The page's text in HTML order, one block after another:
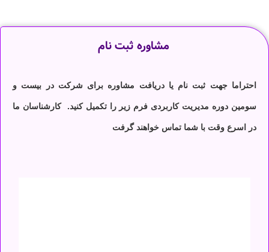
مشاوره ثبت نام
احتراما جهت ثبت نام یا دریافت مشاوره برای شرکت در بیست و
سومین دوره مدیریت کاربردی فرم زیر را تکمیل کنید. کارشناسان ما
در اسرع وقت با شما تماس خواهند گرفت